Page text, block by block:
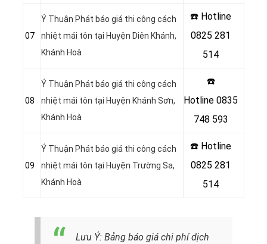
07
Ý Thuận Phát báo giá thi công cách
nhiệt mái tôn tại Huyện Diên Khánh,
Khánh Hoà
☎️ Hotline
0825 281
514
08
Ý Thuận Phát báo giá thi công cách
nhiệt mái tôn tại Huyện Khánh Sơn,
Khánh Hoà
☎️
Hotline 0835
748 593
09
Ý Thuận Phát báo giá thi công cách
nhiệt mái tôn tại Huyện Trường Sa,
Khánh Hoà
☎️ Hotline
0825 281
514
Lưu Ý: Bảng báo giá chi phí dịch